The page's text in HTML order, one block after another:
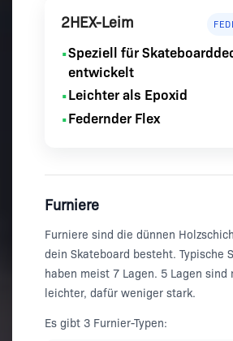
2HEX-Leim
•Speziell für
entwickelt
•Leichter als Epoxid
•Federnder Flex
Furniere
Furniere sind die dünnen
dein Skateboard besteht. Typische
haben meist 7 Lagen. 5 Lagen sind
leichter, dafür weniger stark.
Es gibt 3 Furnier-Typen: